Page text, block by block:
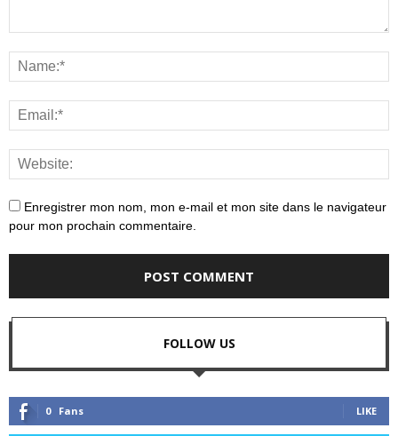
Enregistrer mon nom, mon e-mail et mon site dans le navigateur
pour mon prochain commentaire.
FOLLOW US
0 Fans LIKE